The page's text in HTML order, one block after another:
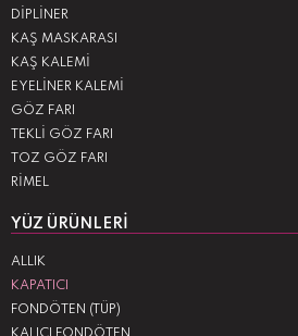
DİPLİNER
KAŞ MASKARASI
KAŞ KALEMİ
EYELİNER KALEMİ
GÖZ FARI
TEKLİ GÖZ FARI
TOZ GÖZ FARI
RİMEL
YÜZ ÜRÜNLERI
ALLIK
KAPATICI
FONDÖTEN (TÜP)